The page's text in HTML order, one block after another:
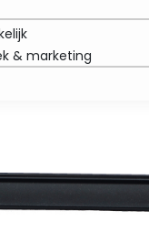
& marketing